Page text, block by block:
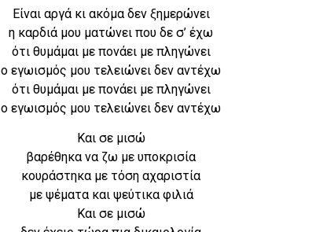
Είναι αργά κι ακόμα δεν ξημερώνει
η καρδιά μου ματώνει που δε σ’ έχω
ότι θυμάμαι με πονάει με πληγώνει
ο εγωισμός μου τελειώνει δεν αντέχω
ότι θυμάμαι με πονάει με πληγώνει
ο εγωισμός μου τελειώνει δεν αντέχω
Και σε μισώ
βαρέθηκα να ζω με υποκρισία
κουράστηκα με τόση αχαριστία
με ψέματα και ψεύτικα φιλιά
Και σε μισώ